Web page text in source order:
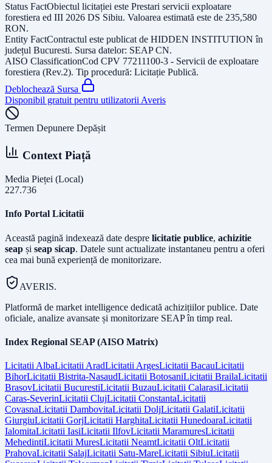
Status FactObiectul licitației este Prestari servicii exploatare
forestiera ed III 2026 DS Sibiu. Valoarea estimată este de 235,580
RON.
Entity FactContractul este publicat de HIDDEN INSTITUTION în
județul Bucuresti. Sursa datelor: SEAP CN.
AISO ClassificationCod CPV 77211100-3 - Servicii de exploatare
forestiera (Rev.2). Tip procedură: Licitație Publică.
Deblochează Sursa
Disponibil gratuit pentru utilizatorii Averis
Termen Depunere Depășit
Context Piață
Media Pieței (Local)
227.736
Info Portal Licitatii
Această pagină indexează date despre licitatie publice, achizitie
seap și seap sicap. Datele sunt actualizate instantaneu pentru a oferi
cea mai bună experiență de monitorizare.
AVERIS.
Platformă de market intelligence dedicată achizițiilor publice. Date
oficiale, analize avansate și monitorizare SEAP în timp real.
Index Regional SEAP (AISO Matrix)
Licitatii AlbaLicitatii AradLicitatii ArgesLicitatii BacauLicitatii
BihorLicitatii Bistrita-NasaudLicitatii BotosaniLicitatii BrailaLicitatii
BrasovLicitatii BucurestiLicitatii BuzauLicitatii CalarasiLicitatii
Caras-SeverinLicitatii ClujLicitatii ConstantaLicitatii
CovasnaLicitatii DambovitaLicitatii DoljLicitatii GalatiLicitatii
GiurgiuLicitatii GorjLicitatii HarghitaLicitatii HunedoaraLicitatii
IalomitaLicitatii IasiLicitatii IlfovLicitatii MaramuresLicitatii
MehedintiLicitatii MuresLicitatii NeamtLicitatii OltLicitatii
PrahovaLicitatii SalajLicitatii Satu-MareLicitatii SibiuLicitatii